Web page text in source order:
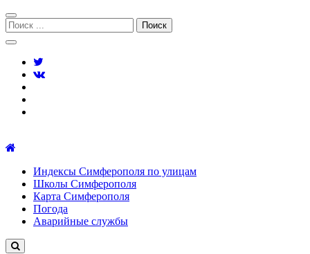
Перейти
к
навигации
Перейти
к
содержимому
Поиск:
Индексы Симферополя по улицам
Школы Симферополя
Карта Симферополя
Погода
Аварийные службы